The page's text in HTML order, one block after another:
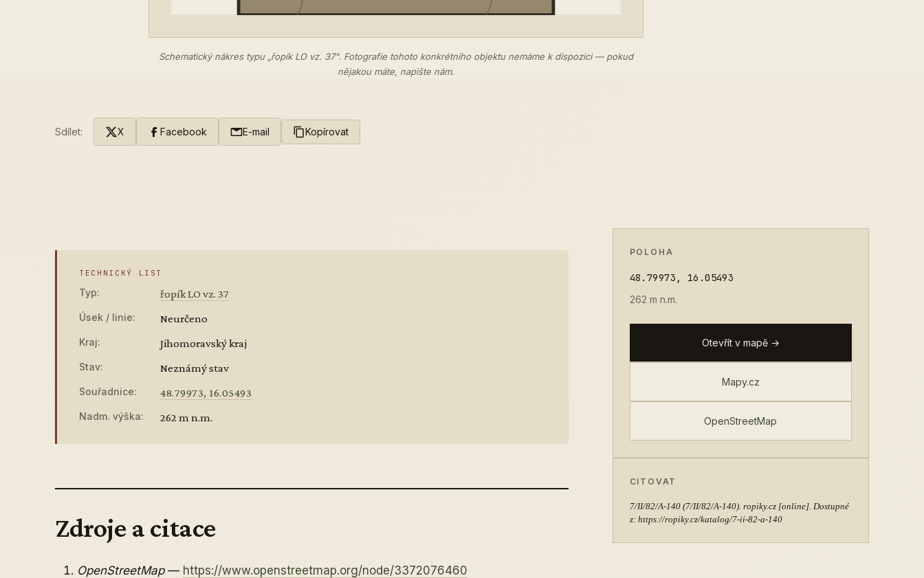
Schematický nákres typu „řopík LO vz. 37". Fotografie tohoto konkrétního objektu nemáme k dispozici — pokud
nějakou máte, napište nám.
Sdílet: X Facebook E-mail Kopírovat
TECHNICKÝ LIST
Typ: řopík LO vz. 37
Úsek / linie: Neurčeno
Kraj: Jihomoravský kraj
Stav: Neznámý stav
Souřadnice: 48.79973, 16.05493
Nadm. výška: 262 m n.m.
Zdroje a citace
OpenStreetMap— https://www.openstreetmap.org/node/3372076460
POLOHA
48.79973, 16.05493
262 m n.m.
Otevřít v mapě →
Mapy.cz
OpenStreetMap
CITOVAT
7/II/82/A-140(7/II/82/A-140). ropiky.cz [online]. Dostupné
z: https://ropiky.cz/katalog/7-ii-82-a-140